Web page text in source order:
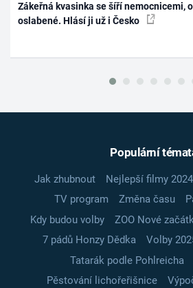
Zákeřná kvasinka se šíří nemocnicemi,
oslabené. Hlásí ji už i Česko
Populární
Jak zhubnout Nejlepší filmy 2024
TV program
Změna času
Kdy budou volby
ZOO Nové
7 pádů Honzy Dědka
Volby
Tatarák podle Pohlreicha
Pěstování lichořeřišnice